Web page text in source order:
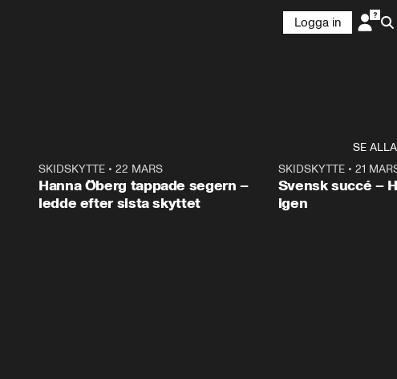
Logga in
SE ALLA
SKIDSKYTTE• 22 MARS
Hanna Öberg tappade segern –
ledde efter sista skyttet
SKIDSKYTTE• 21
Svensk succé –
igen